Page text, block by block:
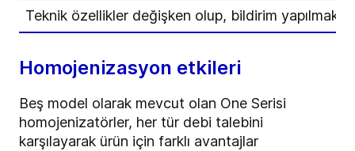
Teknik özellikler değişken olup, bildirim
Homojenizasyon etkileri
Beş model olarak mevcut olan One Serisi
homojenizatörler, her tür debi talebini
karşılayarak ürün için farklı avantajlar